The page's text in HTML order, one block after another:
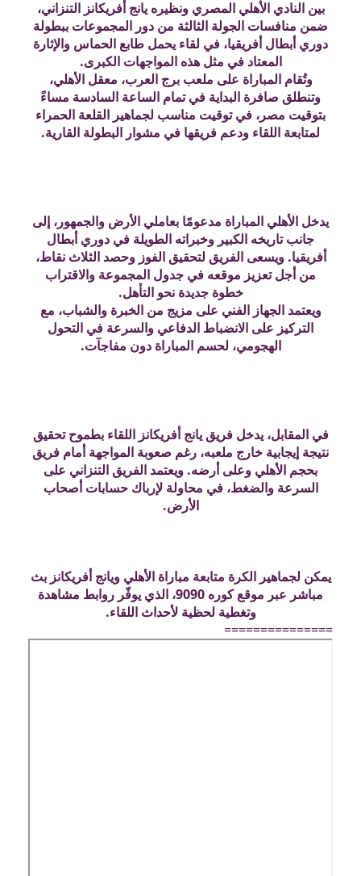
بين النادي الأهلي المصري ونظيره يانج أفريكانز التنزاني،
ضمن منافسات الجولة الثالثة من دور المجموعات ببطولة
دوري أبطال أفريقيا، في لقاء يحمل طابع الحماس والإثارة
المعتاد في مثل هذه المواجهات الكبرى.
وتُقام المباراة على ملعب برج العرب، معقل الأهلي،
وتنطلق صافرة البداية في تمام الساعة السادسة مساءً
بتوقيت مصر، في توقيت مناسب لجماهير القلعة الحمراء
لمتابعة اللقاء ودعم فريقها في مشوار البطولة القارية.
يدخل الأهلي المباراة مدعومًا بعاملي الأرض والجمهور، إلى
جانب تاريخه الكبير وخبراته الطويلة في دوري أبطال
أفريقيا. ويسعى الفريق لتحقيق الفوز وحصد الثلاث نقاط،
من أجل تعزيز موقعه في جدول المجموعة والاقتراب
خطوة جديدة نحو التأهل.
ويعتمد الجهاز الفني على مزيج من الخبرة والشباب، مع
التركيز على الانضباط الدفاعي والسرعة في التحول
الهجومي، لحسم المباراة دون مفاجآت.
في المقابل، يدخل فريق يانج أفريكانز اللقاء بطموح تحقيق
نتيجة إيجابية خارج ملعبه، رغم صعوبة المواجهة أمام فريق
بحجم الأهلي وعلى أرضه. ويعتمد الفريق التنزاني على
السرعة والضغط، في محاولة لإرباك حسابات أصحاب
الأرض.
يمكن لجماهير الكرة متابعة مباراة الأهلي ويانج أفريكانز بث
مباشر عبر موقع كوره 9090، الذي يوفّر روابط مشاهدة
وتغطية لحظية لأحداث اللقاء.
===============